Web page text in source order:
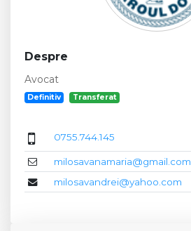
Despre
Avocat
Definitiv Transferat
0755.744.145
milosavanamaria@gmail.com
milosavandrei@yahoo.com